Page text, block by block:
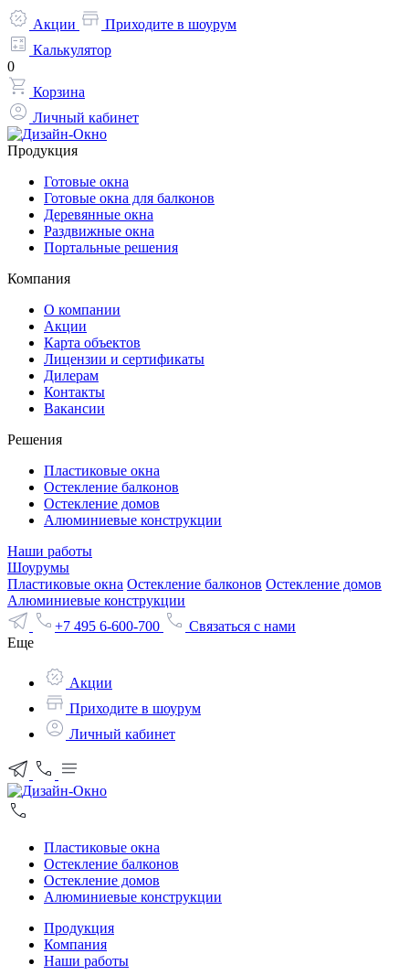
Акции
Приходите в шоурум
Калькулятор
0
Корзина
Личный кабинет
Продукция
Готовые окна
Готовые окна для балконов
Деревянные окна
Раздвижные окна
Портальные решения
Компания
О компании
Акции
Карта объектов
Лицензии и сертификаты
Дилерам
Контакты
Вакансии
Решения
Пластиковые окна
Остекление балконов
Остекление домов
Алюминиевые конструкции
Наши работы
Шоурумы
Пластиковые окна Остекление балконов Остекление домов
Алюминиевые конструкции
+7 495 6-600-700
Связаться с нами
Еще
Акции
Приходите в шоурум
Личный кабинет
Пластиковые окна
Остекление балконов
Остекление домов
Алюминиевые конструкции
Продукция
Компания
Наши работы